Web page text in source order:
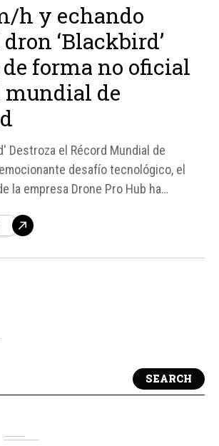
h y echando
‘Blackbird’
forma no oficial
mundial de
Destroza el Récord Mundial de
desafío tecnológico, el
la empresa Drone Pro Hub ha
actual de velocidad para drones.
SEARCH